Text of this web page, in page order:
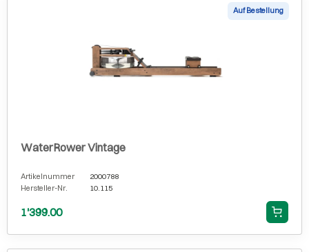
Auf Bestellung
WaterRower Vintage
Artikelnummer
2000788
Hersteller-Nr.
10.115
1'399.00